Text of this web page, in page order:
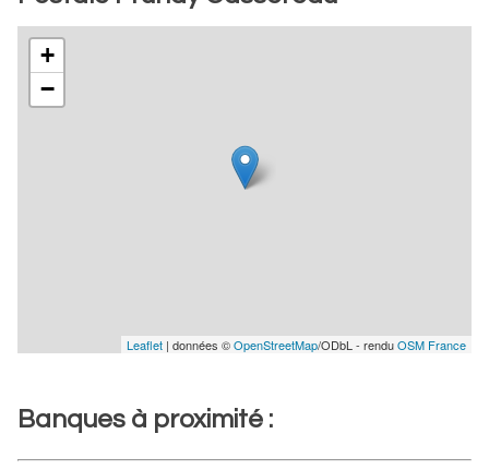
+
−
Leaflet | données ©OpenStreetMap/ODbL - renduOSM France
Banques à proximité :